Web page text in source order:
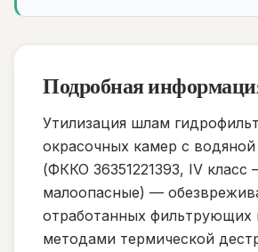
Подробная
Утилизация шлам
окрасочных камер с водяной
(ФККО 36351221393, IV класс
малоопасные) —
отработанных фильтрующих
методами термической